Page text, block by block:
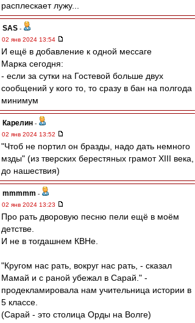
расплескает лужу...
SAS -
02 янв 2024 13:54
И ещё в добавление к одной мессаге
Марка сегодня:
- если за сутки на Гостевой больше двух
сообщений у кого то, то сразу в бан на полгода
минимум
Карелин -
02 янв 2024 13:52
"Чтоб не портил он бразды, надо дать немного
мзды" (из тверских берестяных грамот XIII века,
до нашествия)
mmmmm -
02 янв 2024 13:23
Про рать дворовую песню пели ещё в моём
детстве.
И не в тогдашнем КВНе.
"Кругом нас рать, вокруг нас рать, - сказал
Мамай и с раной убежал в Сарай." -
продекламировала нам учительница истории в
5 классе.
(Сарай - это столица Орды на Волге)